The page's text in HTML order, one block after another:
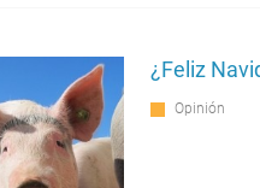
¿Feliz
Opinión